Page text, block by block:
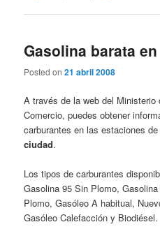
Gasolina barata
Posted on21 abril 2008
A través de la web del Ministerio
Comercio, puedes obtener
carburantes en las estaciones
ciudad.
Los tipos de carburantes
Gasolina 95 Sin Plomo,
Plomo, Gasóleo A habitual,
Gasóleo Calefacción y Biodiésel.